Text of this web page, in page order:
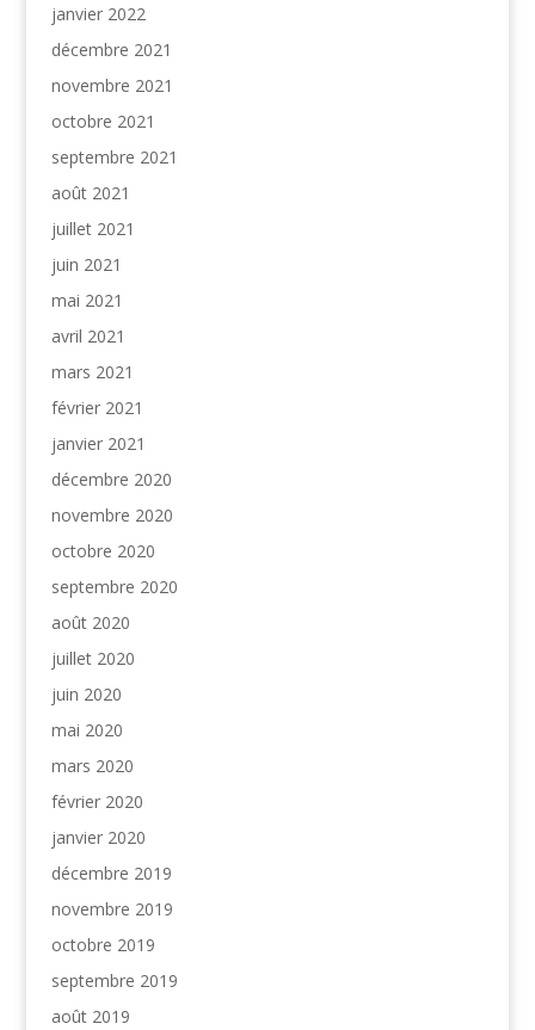
janvier 2022
décembre 2021
novembre 2021
octobre 2021
septembre 2021
août 2021
juillet 2021
juin 2021
mai 2021
avril 2021
mars 2021
février 2021
janvier 2021
décembre 2020
novembre 2020
octobre 2020
septembre 2020
août 2020
juillet 2020
juin 2020
mai 2020
mars 2020
février 2020
janvier 2020
décembre 2019
novembre 2019
octobre 2019
septembre 2019
août 2019